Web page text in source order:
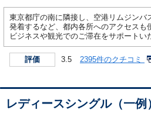
東京都庁の南に隣接し、空港リムジンバ
発着するなど、都内各所へのアクセスも
ビジネスや観光でのご滞在をサポートい
評価 3.5 2395件のクチコミ
レディースシングル（一例